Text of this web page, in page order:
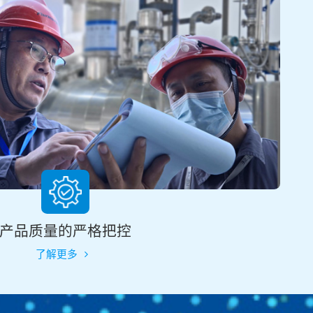
产品质量的严格把控
了解更多